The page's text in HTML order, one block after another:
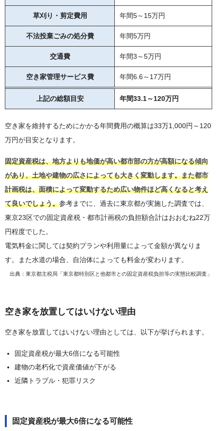
草刈り・剪定費用 年間5～15万円
不法投棄ごみの処分費 年間5万円
交通費 年間3～5万円
空き家管理サービス費 年間6.6～17万円
上記の総額目安 年間33.1～120万円
空き家を維持するためにかかる年間費用の概算は33万1,000円～120
万円が目安となります。
固定資産税は、地方よりも地価が高い都市部の方が高額になる傾向
があり、土地や建物の広さによっても大きく変動します。また都市
計画税は、面積によって変動するため広い物件ほど高くなると考え
て良いでしょう。参考までに、過去に東京都が実施した調査では、
東京23区での固定資産税・都市計画税の負担額合計はおおむね22万
円程度でした。
電気料金に関しては契約プランや利用量によって金額が異なりま
す。また水道の場合、自治体によっても料金が変わります。
出典： 東京都主税局「東京都特別区と他都市との固定資産税負担等の実態比較調査」
空き家を放置してはいけない理由
空き家を放置してはいけない理由としては、以下が挙げられます。
固定資産税が最大6倍になる可能性
建物の老朽化で資産価値が下がる
近隣トラブル・犯罪リスク
固定資産税が最大6倍になる可能性